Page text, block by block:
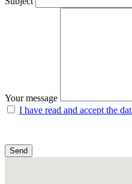
Your message
I have read and accept the